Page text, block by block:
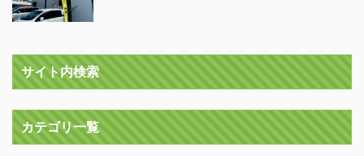
サイト内検索
カテゴリ一覧